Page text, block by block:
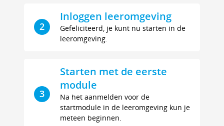
2
Inloggen leeromgeving
Gefeliciteerd, je kunt nu starten in de
leeromgeving.
3
Starten met de eerste
module
Na het aanmelden voor de
startmodule in de leeromgeving kun je
meteen beginnen.